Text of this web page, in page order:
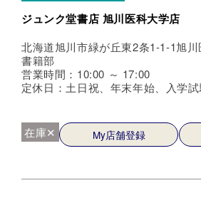
ジュンク堂書店 旭川医科大学店
北海道旭川市緑が丘東2条1-1-1旭
書籍部
営業時間：10:00 ～ 17:00
定休日：土日祝、年末年始、入学
在庫✕ My店舗登録